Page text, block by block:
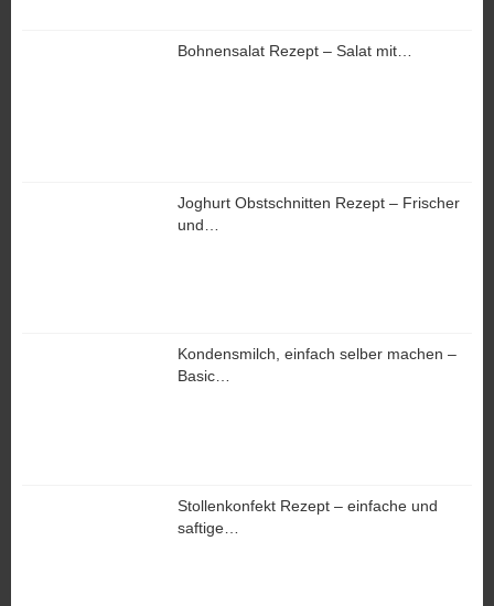
Bohnensalat Rezept – Salat mit…
Joghurt Obstschnitten Rezept – Frischer
und…
Kondensmilch, einfach selber machen –
Basic…
Stollenkonfekt Rezept – einfache und
saftige…